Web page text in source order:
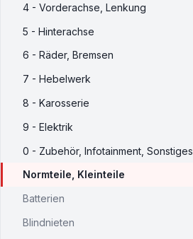
4 - Vorderachse, Lenkung
5 - Hinterachse
6 - Räder, Bremsen
7 - Hebelwerk
8 - Karosserie
9 - Elektrik
0 - Zubehör, Infotainment, Sonstiges
Normteile, Kleinteile
Batterien
Blindnieten